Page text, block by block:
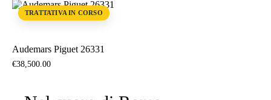
TRATTATIVA IN CORSO
Audemars Piguet 26331
€38,500 00